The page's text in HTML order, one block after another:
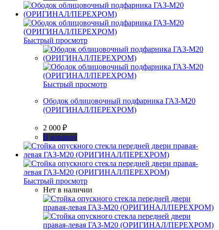
Быстрый просмотр
Быстрый просмотр
Ободок облицовочный подфарника ГАЗ-М20
(ОРИГИНАЛ/ПЕРЕХРОМ)
2 000 ₽
В корзину
Быстрый просмотр
Нет в наличии